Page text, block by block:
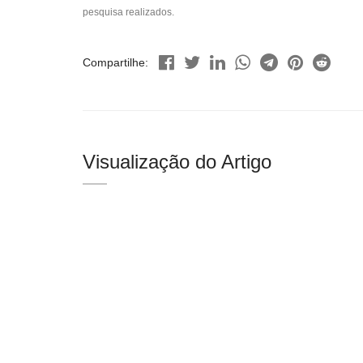
pesquisa realizados.
Compartilhe:
Visualização do Artigo